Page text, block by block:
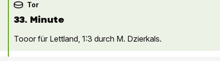
Tor
33. Minute
Tooor für Lettland, 1:3 durch M. Dzierkals.